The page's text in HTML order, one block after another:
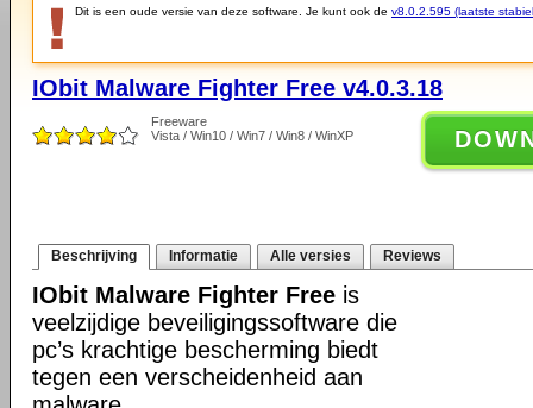
Dit is een oude versie van deze software. Je kunt ook de v8.0.2.595 (laatste
IObit Malware Fighter Free v4.0.3.18
Freeware
Vista / Win10 / Win7 / Win8 / WinXP
Beschrijving Informatie Alle versies Reviews
IObit Malware Fighter Free is
veelzijdige beveiligingssoftware die
pc’s krachtige bescherming biedt
tegen een verscheidenheid aan